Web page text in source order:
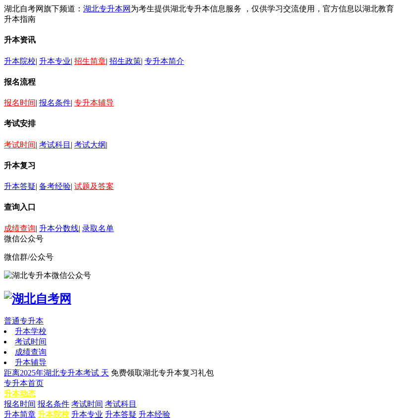
湖北自考网旗下频道： 湖北专升本网 为考生提供湖北专升本信息服务 ，仅供学习交流使用，官方信息以湖北教育
升本指南
升本资讯
升本院校| 升本专业| 招生简章| 招生政策| 专升本简介
报名流程
报名时间| 报名条件| 专升本辅导
考试安排
考试时间| 考试科目 | 考试大纲|
升本复习
升本答疑| 备考经验| 试题及答案
查询入口
成绩查询| 升本分数线| 录取名单
微信公众号
微信群/公众号
普通专升本
升本学校
考试时间
成绩查询
升本辅导
距离2025年湖北专升本考试 天 免费领取湖北专升本复习礼包
专升本首页
升本动态
报名时间 报名条件 考试时间 考试科目
升本简章 升本院校 升本专业 升本答疑 升本经验